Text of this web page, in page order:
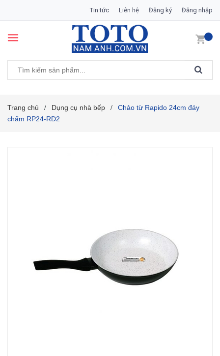
Tin tức Liên hệ Đăng ký Đăng nhập
Trang chủ / Dụng cụ nhà bếp /
Chảo từ Rapido 24cm đáy
chấm RP24-RD2